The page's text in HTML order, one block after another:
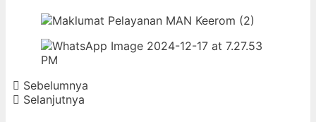
Sebelumnya
Selanjutnya